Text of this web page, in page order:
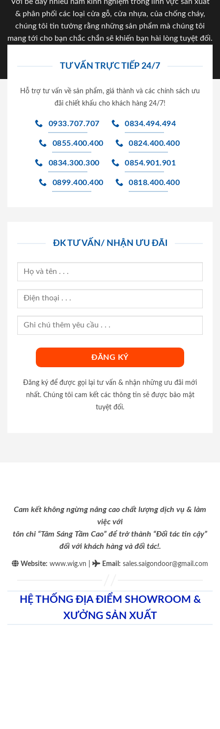
Với bề dày nhiều năm kinh nghiệm trong lĩnh vực sản xuất
& phân phối các loại cửa gỗ, cửa nhựa, của chống cháy,
chúng tôi tin tưởng rằng những sản phẩm mà chúng tôi
mang tới cho bạn chắc chắn sẽ khiến bạn hài lòng tuyệt đối.
TƯ VẤN TRỰC TIẾP 24/7
Hỗ trợ tư vấn về sản phẩm, giá thành và các chính sách ưu
đãi chiết khấu cho khách hàng 24/7!
0933.707.707 0834.494.494
0855.400.400 0824.400.400
0834.300.300 0854.901.901
0899.400.400 0818.400.400
ĐK TƯ VẤN/ NHẬN ƯU ĐÃI
Đăng ký để được gọi lại tư vấn & nhận những ưu đãi mới
nhất. Chúng tôi cam kết các thông tin sẽ được bảo mật
tuyệt đối.
Cam kết không ngừng nâng cao chất lượng dịch vụ & làm
việc với
tôn chỉ “Tâm Sáng Tầm Cao” để trở thành “Đối tác tin cậy”
đối với khách hàng và đối tác!.
Website: www.wig.vn Email : sales.saigondoor@gmail.com
HỆ THỐNG ĐỊA ĐIỂM SHOWROOM &
XƯỞNG SẢN XUẤT